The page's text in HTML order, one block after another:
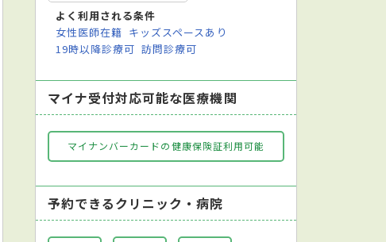
よく利用される条件
女性医師在籍 キッズスペースあり
19時以降診療可 訪問診療可
マイナ受付対応可能な医療機関
マイナンバーカードの健康保険証利用可能
予約できるクリニック・病院